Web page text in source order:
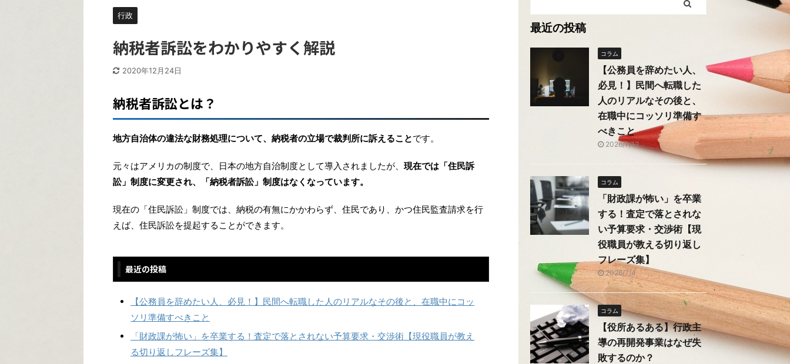
行政
納税者訴訟をわかりやすく解説
2020年12月24日
納税者訴訟とは？
地方自治体の違法な財務処理について、納税者の立場で裁判所に訴えることです。
元々はアメリカの制度で、日本の地方自治制度として導入されましたが、 現在では「住民訴
訟」制度に変更され、「納税者訴訟」制度はなくなっています。
現在の「住民訴訟」制度では、納税の有無にかかわらず、住民であり、かつ住民監査請求を行
えば、住民訴訟を提起することができます。
最近の投稿
【公務員を辞めたい人、必見！】民間へ転職した人のリアルなその後と、在職中にコッ
ソリ準備すべきこと
「財政課が怖い」を卒業する！査定で落とされない予算要求・交渉術【現役職員が教え
る切り返しフレーズ集】
最近の投稿
コラム
【公務員を辞めたい人、
必見！】民間へ転職した
人のリアルなその後と、
在職中にコッソリ準備す
べきこと
2026/7/12
コラム
「財政課が怖い」を卒業
する！査定で落とされな
い予算要求・交渉術【現
役職員が教える切り返し
フレーズ集】
2026/7/4
コラム
【役所あるある】行政主
導の再開発事業はなぜ失
敗するのか？